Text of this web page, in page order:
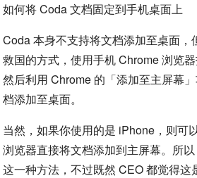
如何将 Coda 文档固定到手机桌面上
Coda 本身不支持将文档添加至桌面，
救国的方式，使用手机 Chrome 浏览
然后利用 Chrome 的「添加至主屏幕
档添加至桌面。
当然，如果你使用的是 iPhone，则可
浏览器直接将文档添加到主屏幕。所
这一种方法，不过既然 CEO 都觉得这